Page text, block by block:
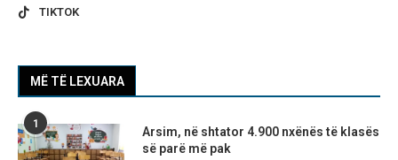
TIKTOK
MË TË LEXUARA
1
Arsim, në shtator 4.900 nxënës të klasës
së parë më pak